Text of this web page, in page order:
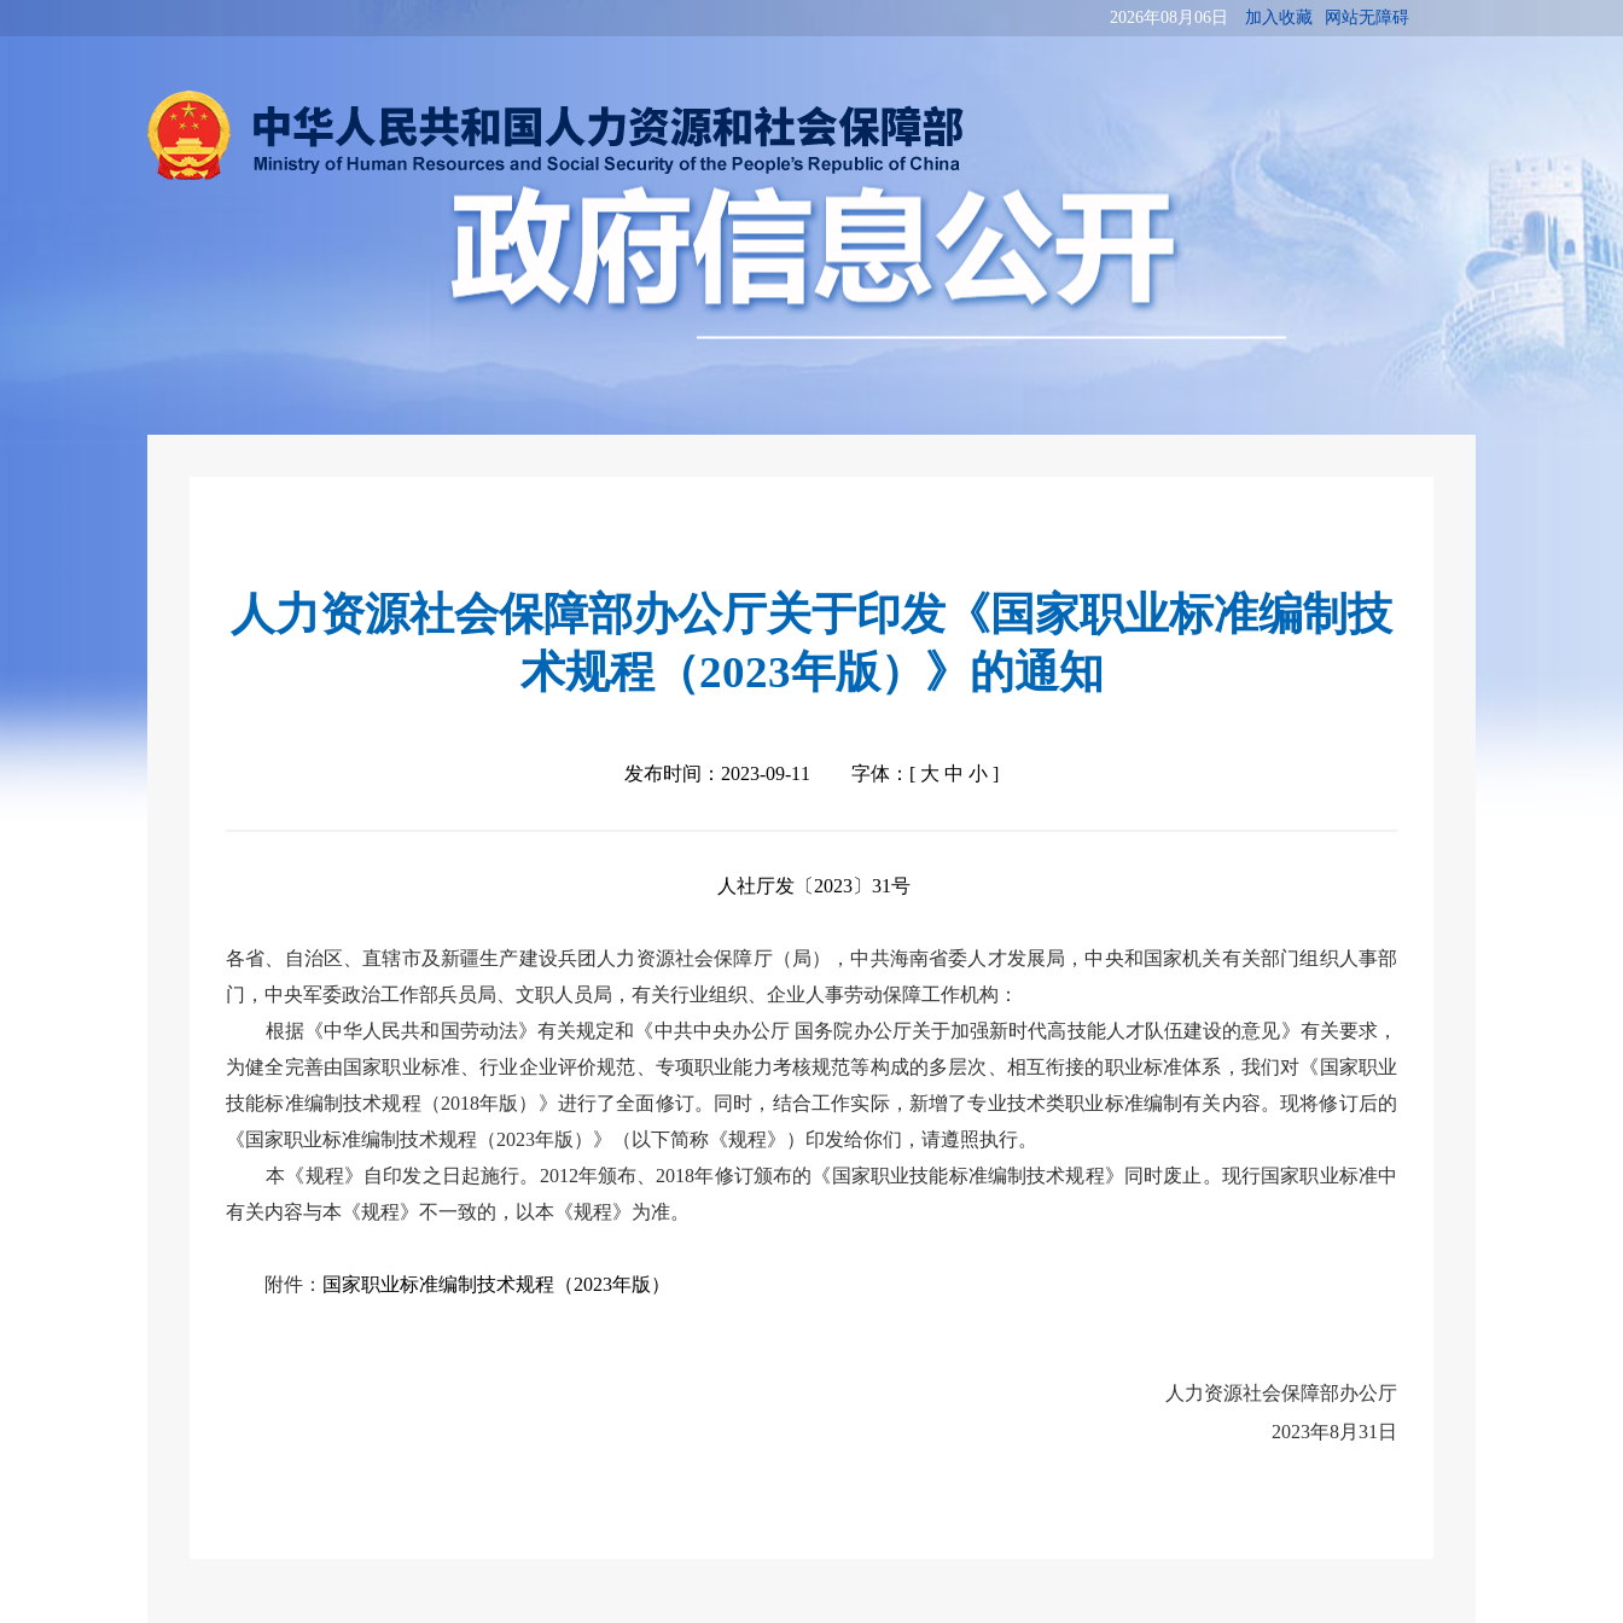
2026年08月06日 加入收藏 网站无障碍
人力资源社会保障部办公厅关于印发《国家职业标准编制技
术规程（2023年版）》的通知
发布时间：2023-09-11 字体：[ 大 中 小 ]
人社厅发〔2023〕31号
各省、自治区、直辖市及新疆生产建设兵团人力资源社会保障厅（局）， 中共海南省委人才发展局，中央和国家机关有关部门组织人事部
门，中央军委政治工作部兵员局、文职人员局，有关行业组织、企业人事劳动保障工作机构：
根据《中华人民共和国劳动法》有关规定和 《中共中央办公厅 国务院办公厅关于加强新时代高技能人才队伍建设的意见》 有关要求，
为健全完善由国家职业标准、行业企业评价规范、专项职业能力考核规范等构成的多层次、相互衔接的职业标准体系 ，我们对《国家职业
技能标准编制技术规程（2018年版）》进行了全面修订。同时，结合工作实际，新增了专业技术类职业标准编制有关内容。现将修订后的
《国家职业标准编制技术规程（2023年版 ）》 （以下简称《规程》）印发给你们，请遵照执行。
本《规程》自印发之日起施行。 2012年颁布、2018年修订颁布的 《国家职业技能标准编制技术规程》
同时废止。现行国家职业标准中
有关内容与本《规程》不一致的，以本《规程》为准。
附件： 国家职业标准编制技术规程（2023年版 ）
人力资源社会保障部办公厅
2023年8月 31 日